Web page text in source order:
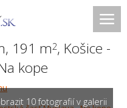
191 m2, Košice -
kope
10 fotografií v galerii